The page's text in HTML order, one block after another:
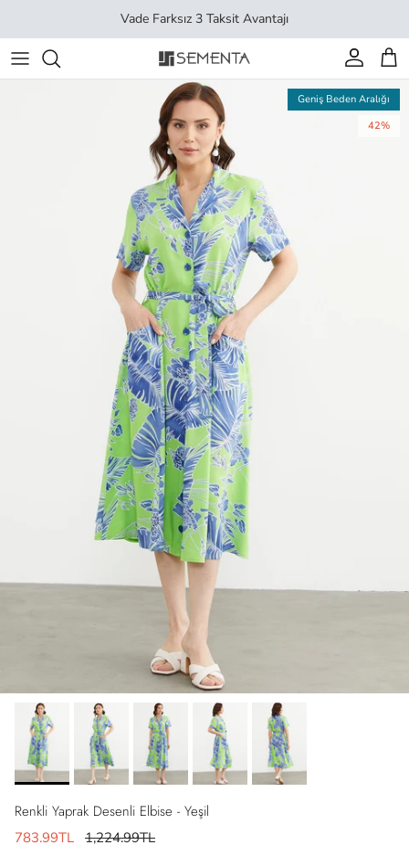
Vade Farksız 3 Taksit Avantajı
Hesap
Geniş Beden Aralığı
42%
Renkli Yaprak Desenli Elbise - Yeşil
783.99TL 1,224.99TL